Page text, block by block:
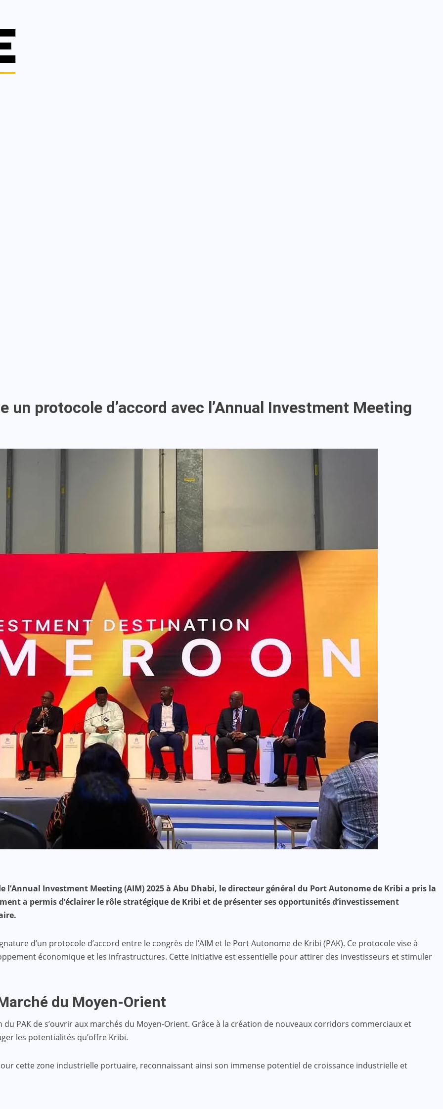
un protocole d’accord avec l’Annual Investment Meeting
l’Annual Investment Meeting (AIM) 2025 à Abu Dhabi, le directeur général du Port Autonome de Kribi a pris la
a permis d’éclairer le rôle stratégique de Kribi et de présenter ses opportunités d’investissement
d’un protocole d’accord entre le congrès de l’AIM et le Port Autonome de Kribi (PAK). Ce protocole vise à
économique et les infrastructures. Cette initiative est essentielle pour attirer des investisseurs et stimuler
du Moyen-Orient
PAK de s’ouvrir aux marchés du Moyen-Orient. Grâce à la création de nouveaux corridors commerciaux et
les potentialités qu’offre Kribi.
cette zone industrielle portuaire, reconnaissant ainsi son immense potentiel de croissance industrielle et